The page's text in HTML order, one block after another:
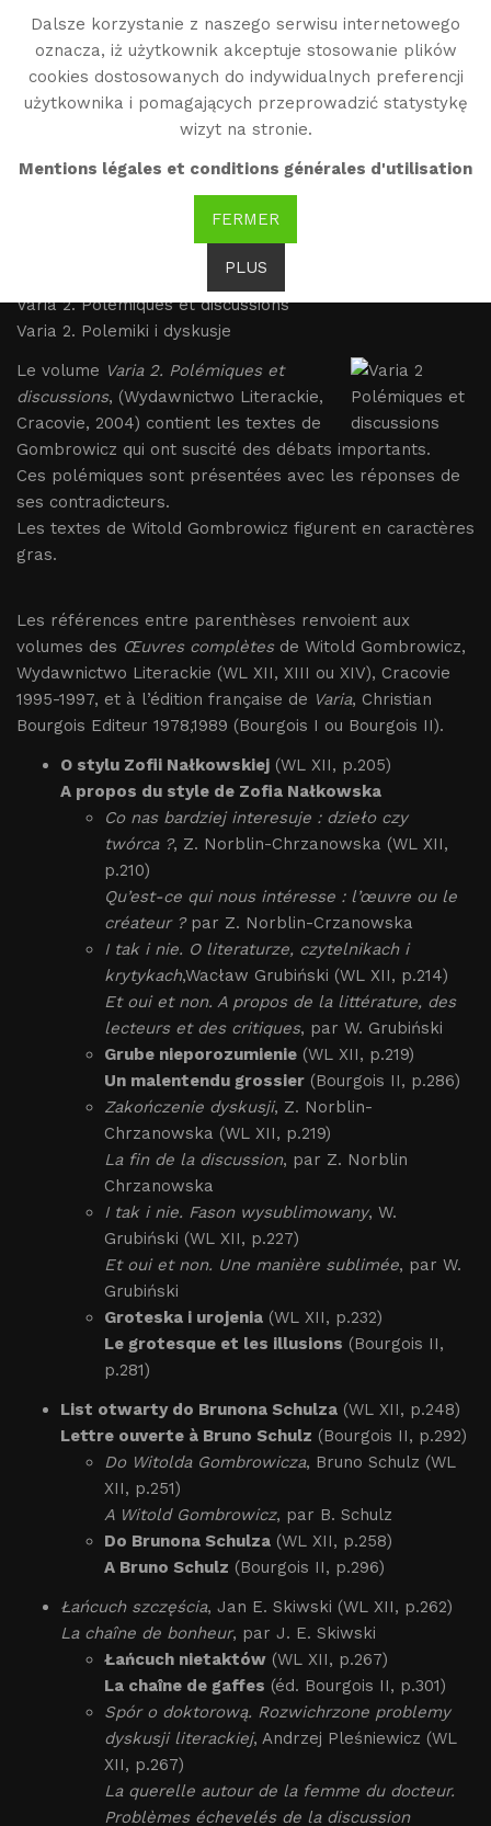
Dalsze korzystanie z naszego serwisu internetowego
oznacza, iż użytkownik akceptuje stosowanie plików
cookies dostosowanych do indywidualnych preferencji
użytkownika i pomagających przeprowadzić statystykę
wizyt na stronie.
Mentions légales et conditions générales d'utilisation
FERMER
PLUS
Witold Gombrowicz
Varia 2. Polémiques et
discussions
Varia 2. Polémiques et discussions
Varia 2. Polemiki i dyskusje
Le volume Varia 2. Polémiques et
discussions, (Wydawnictwo Literackie,
Cracovie, 2004) contient les textes de
Gombrowicz qui ont suscité des débats importants.
Ces polémiques sont présentées avec les réponses de
ses contradicteurs.
Les textes de Witold Gombrowicz figurent en caractères
gras.
Les références entre parenthèses renvoient aux
volumes des Œuvres complètesde Witold Gombrowicz,
Wydawnictwo Literackie (WL XII, XIII ou XIV), Cracovie
1995-1997, et à l’édition française de Varia, Christian
Bourgois Editeur 1978,1989 (Bourgois I ou Bourgois II).
O stylu Zofii Nałkowskiej (WL XII, p.205)
A propos du style de Zofia Nałkowska
Co nas bardziej interesuje : dzieło czy
twórca ?, Z. Norblin-Chrzanowska (WL XII,
p.210)
Qu’est-ce qui nous intéresse : l’œuvre ou le
créateur ?par Z. Norblin-Crzanowska
I tak i nie. O literaturze, czytelnikach i
krytykach,Wacław Grubiński (WL XII, p.214)
Et oui et non. A propos de la littérature, des
lecteurs et des critiques, par W. Grubiński
Grube nieporozumienie (WL XII, p.219)
Un malentendu grossier (Bourgois II, p.286)
Zakończenie dyskusji, Z. Norblin-
Chrzanowska (WL XII, p.219)
La fin de la discussion, par Z. Norblin
Chrzanowska
I tak i nie. Fason wysublimowany, W.
Grubiński (WL XII, p.227)
Et oui et non. Une manière sublimée, par W.
Grubiński
Groteska i urojenia (WL XII, p.232)
Le grotesque et les illusions (Bourgois II,
p.281)
List otwarty do Brunona Schulza (WL XII, p.248)
Lettre ouverte à Bruno Schulz (Bourgois II, p.292)
Do Witolda Gombrowicza, Bruno Schulz (WL
XII, p.251)
A Witold Gombrowicz, par B. Schulz
Do Brunona Schulza (WL XII, p.258)
A Bruno Schulz (Bourgois II, p.296)
Łańcuch szczęścia, Jan E. Skiwski (WL XII, p.262)
La chaîne de bonheur, par J. E. Skiwski
Łańcuch nietaktów (WL XII, p.267)
La chaîne de gaffes (éd. Bourgois II, p.301)
Spór o doktorową. Rozwichrzone problemy
dyskusji literackiej, Andrzej Pleśniewicz (WL
XII, p.267)
La querelle autour de la femme du docteur.
Problèmes échevelés de la discussion